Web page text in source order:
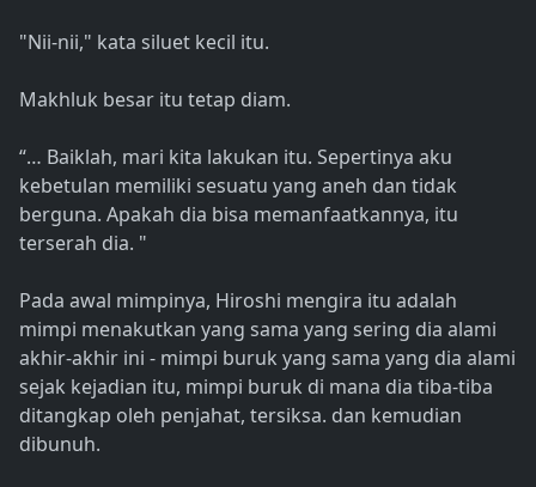
"Nii-nii," kata siluet kecil itu.
Makhluk besar itu tetap diam.
“… Baiklah, mari kita lakukan itu. Sepertinya aku
kebetulan memiliki sesuatu yang aneh dan tidak
berguna. Apakah dia bisa memanfaatkannya, itu
terserah dia. "
Pada awal mimpinya, Hiroshi mengira itu adalah
mimpi menakutkan yang sama yang sering dia alami
akhir-akhir ini - mimpi buruk yang sama yang dia alami
sejak kejadian itu, mimpi buruk di mana dia tiba-tiba
ditangkap oleh penjahat, tersiksa. dan kemudian
dibunuh.